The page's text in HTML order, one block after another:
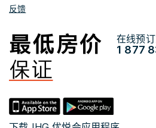
反馈
在线预订
1 877